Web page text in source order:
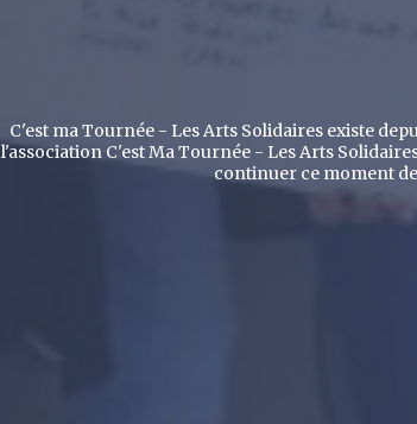
C'est ma Tournée - Les Arts Solidaires existe
l'association C'est Ma Tournée - Les Arts
continuer ce moment